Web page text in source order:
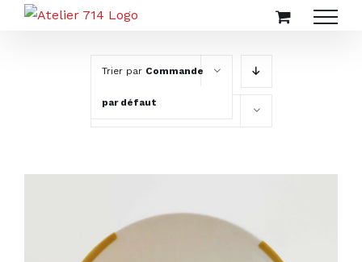
Passer
Trier par Commande
par défaut
Montrer